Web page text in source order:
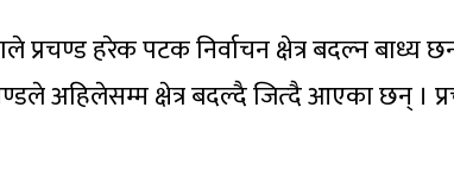
प्रचण्ड हरेक पटक निर्वाचन क्षेत्र बदल्न बाध्य
अहिलेसम्म क्षेत्र बदल्दै जित्दै आएका छन् ।